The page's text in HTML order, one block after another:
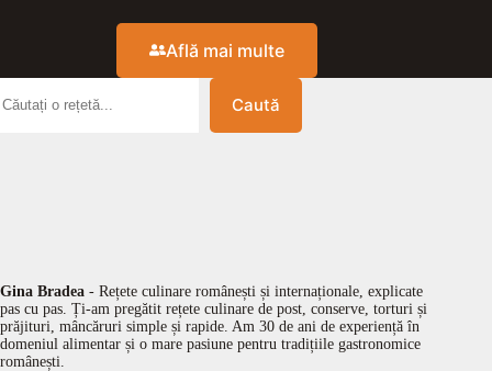
Află mai multe
Caută
Gina Bradea - Rețete culinare românești și internaționale, explicate
pas cu pas. Ți-am pregătit rețete culinare de post, conserve, torturi și
prăjituri, mâncăruri simple și rapide. Am 30 de ani de experiență în
domeniul alimentar și o mare pasiune pentru tradițiile gastronomice
românești.